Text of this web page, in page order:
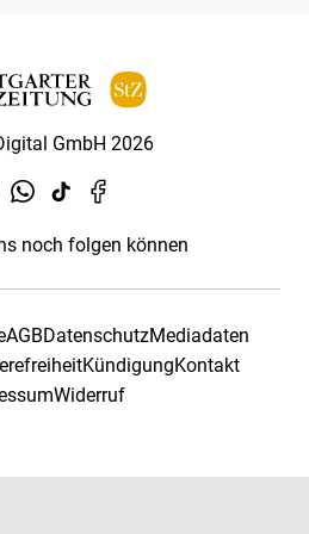
GmbH 2026
noch folgen können
AGBDatenschutzMediadaten
KündigungKontakt
Widerruf